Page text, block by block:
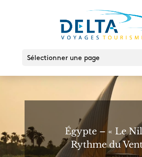
Sélectionner une page
Égypte – « Le
Rythme du